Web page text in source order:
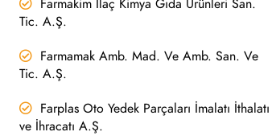
Farmakim İlaç Kimya Gıda Ürünleri San.
Tic. A.Ş.
Farmamak Amb. Mad. Ve Amb. San. Ve
Tic. A.Ş.
Farplas Oto Yedek Parçaları İmalatı İthalatı
ve İhracatı A.Ş.